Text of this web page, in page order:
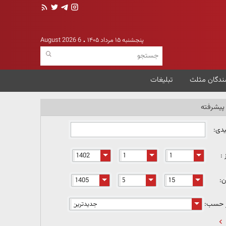
پنجشنبه ۱۵ مرداد ۱۴۰۵ 6 August 2026
مثلث تبلیغات
:
حسب: